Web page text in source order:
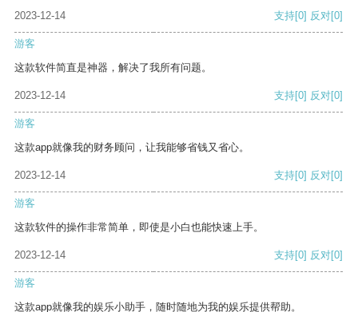
2023-12-14
支持[0] 反对[0]
游客
这款软件简直是神器，解决了我所有问题。
2023-12-14 支持[0] 反对[0]
游客
这款app就像我的财务顾问，让我能够省钱又省心。
2023-12-14 支持[0] 反对[0]
游客
这款软件的操作非常简单，即使是小白也能快速上手。
2023-12-14 支持[0] 反对[0]
游客
这款app就像我的娱乐小助手，随时随地为我的娱乐提供帮助。